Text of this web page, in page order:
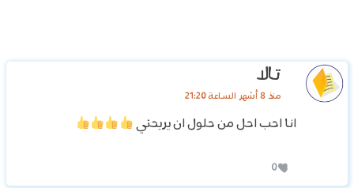
تالا
منذ 8 أشهر الساعة 21:20
انا احب احل من حلول ان يريحني
0